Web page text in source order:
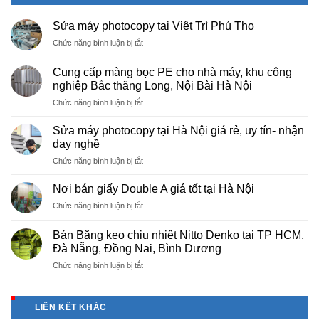
Sửa máy photocopy tại Việt Trì Phú Thọ
Chức năng bình luận bị tắtở
photocopy
tại
Việt
Phú
Thọ
Cung cấp màng bọc PE cho nhà máy, khu công
nghiệp Bắc thăng Long, Nội Bài Hà Nội
Chức năng bình luận bị tắtở
màng
PE
nhà
khu
nghiệp
Bắc
Long,
Bài
Nội
Sửa máy photocopy tại Hà Nội giá rẻ, uy tín- nhận
dạy nghề
Chức năng bình luận bị tắtở
máy
photocopy
tại
Nội
giá
uy
nghề
Nơi bán giấy Double A giá tốt tại Hà Nội
Chức năng bình luận bị tắtở
giấy
Double
A
Bán Băng keo chịu nhiệt Nitto Denko tại TP HCM,
Đà Nẵng, Đồng Nai, Bình Dương
Chức năng bình luận bị tắtở
LIÊN KẾT KHÁC